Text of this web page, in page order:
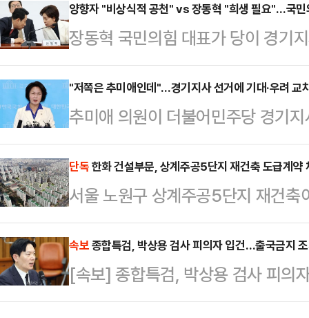
것으로 확인됐다. 당초 "법률 검토
배치되는 행보다.9일 데일리안 취
인실 SNS에 게시됐던 '재환산 왜
거나 비공개로 전환됐다. 해당 게시
그에도 올라와 지지층 사이에 공유
차'다. 정 후보…
양향자 "비상식적 공천" vs 장동혁 "희생 필요"…국민
장동혁 국민의힘 대표가 당이 경기
절차를 진행하는 것과 관련 양향자
때문에 정청래 더불어민주당 대표
쓴소리를 들었다. 공천 상황에 대
선거와 당을 위해 절제와 희생도 필
원은 9일에서 열린 국회 최고위원
민의힘은 후보 안 뽑고 도대체 뭐
다선 의원께서 장 …
"저쪽은 추미애인데"…경기지사 선거에 기대·우려 교
추미애 의원이 더불어민주당 경기
대와 우려가 교차해 나타나고 있다.
원을 향한 중도층의 시선이 곱지 않
본선에서 해볼 만하다는 분석에서
적당한 후보가 마땅치 않아서다. 당
기도 전체 선거와 당 이미지 쇄신에
는 만큼 지도부가 최대한 다양한 후
목소리가 나온다.…
단독한화 건설부문, 상계주공5단지 재건축 도급계
서울 노원구 상계주공5단지 재건
에 오를 것으로 기대된다. 재건축
조합원 분양 신정을 진행한다는 계
신탁은 전날 시공사인 한화 건설부
단지 재건축은 19개동, 840가구(
속보종합특검, 박상용 검사 피의자 입건…출국금지
[속보] 종합특검, 박상용 검사 피의